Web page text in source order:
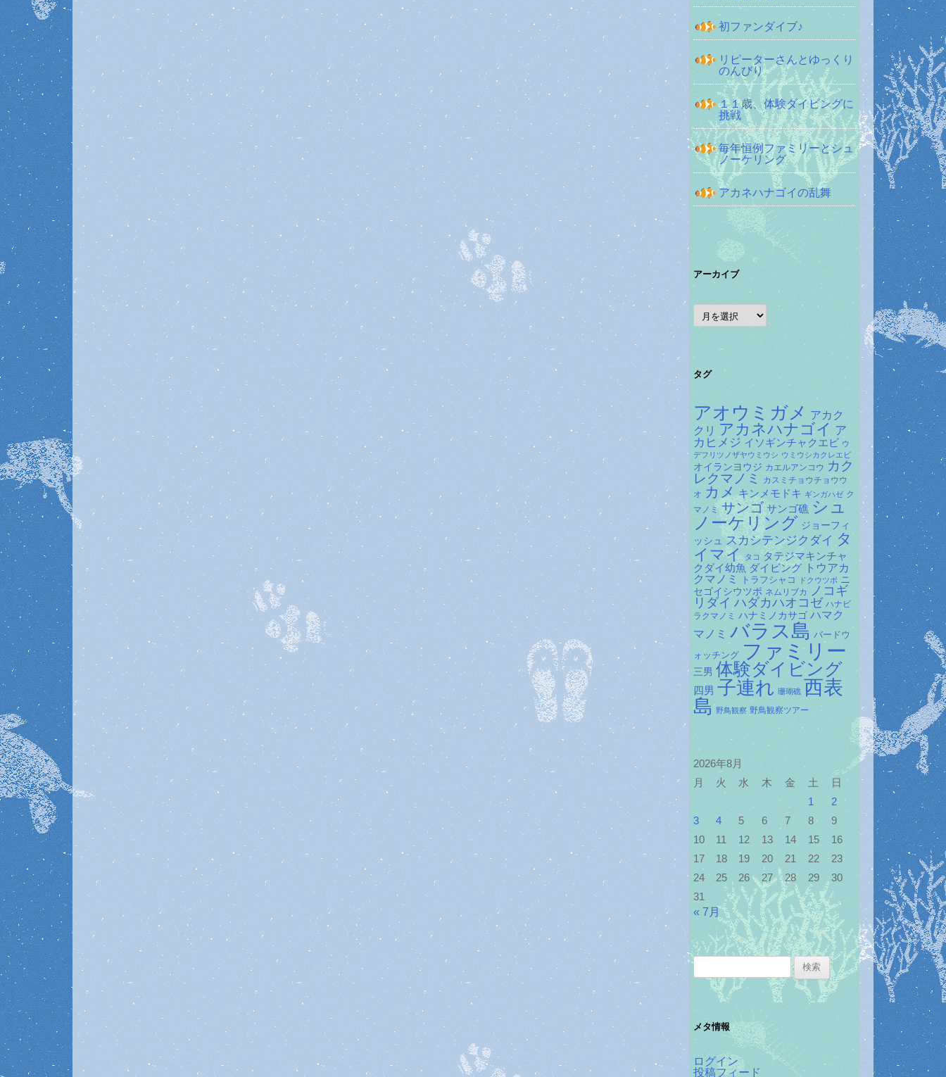
初ファンダイブ♪
リピーターさんとゆっくり
のんびり
１１歳、体験ダイビングに
挑戦
毎年恒例ファミリーとシュ
ノーケリング
アカネハナゴイの乱舞
アーカイブ
ア
ー
カ
タグ
アオウミガメ
アカク
クリ アカネハナゴイ ア
カヒメジ イソギンチャクエビ ウ
デフリツノザヤウミウシ ウミウシカクレエビ
オイランヨウジ カエルアンコウ カク
レクマノミ
カスミチョウチョウウ
オ カメ キンメモドキ ギンガハゼ ク
マノミ サンゴ サンゴ礁 シュ
ノーケリング ジョーフィ
ッシュ スカシテンジクダイ タ
イマイ タコ タテジマキンチャ
クダイ幼魚 ダイビング トウアカ
クマノミ
トラフシャコ ドクウツボ
ニ
セゴイシウツボ ネムリブカ
ノコギ
リダイ ハダカハオコゼ ハナビ
ラクマノミ ハナミノカサゴ ハマク
マノミ バラス島 バードウ
ォッチング ファミリー
三男 体験ダイビング
四男 子連れ 珊瑚礁 西表
島
野鳥観察 野鳥観察ツアー
2026年8月
月
火 水 木 金 土
日
1
2
3
4 5 6 7 8
9
10
11 12 13 14 15
16
17
18 19 20 21 22
23
24
25 26 27 28 29
30
31
« 7月
検
メタ情報
ログイン
投稿フィード